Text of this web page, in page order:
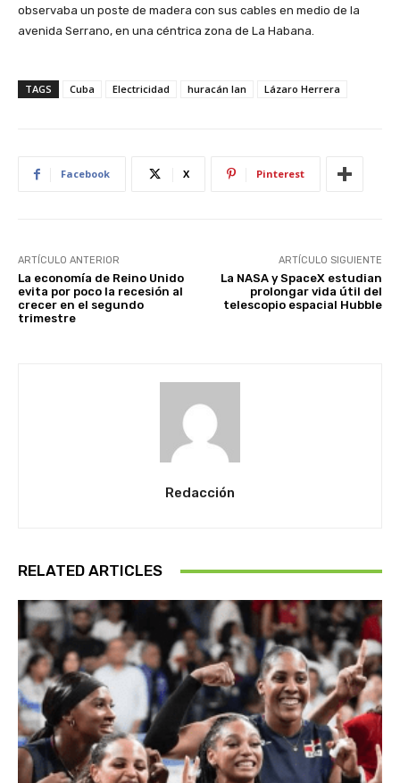
observaba un poste de madera con sus cables en medio de la
avenida Serrano, en una céntrica zona de La Habana.
TAGS Cuba Electricidad huracán Ian Lázaro Herrera
Facebook X Pinterest
ARTÍCULO ANTERIOR
La economía de Reino Unido
evita por poco la recesión al
crecer en el segundo
trimestre
ARTÍCULO SIGUIENTE
La NASA y SpaceX estudian
prolongar vida útil del
telescopio espacial Hubble
Redacción
RELATED ARTICLES